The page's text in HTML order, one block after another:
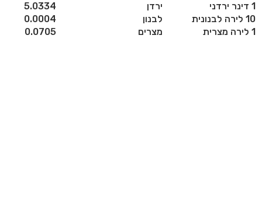
ירדן
5.0334
10 לירה לבנונית
לבנון
0.0004
מצרים 0.0705